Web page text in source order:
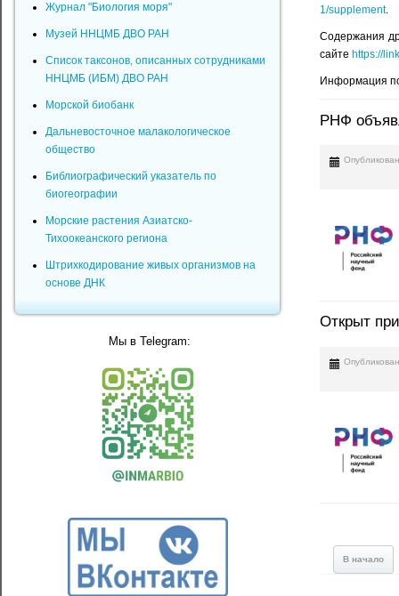
1/supplement.
Содержания
сайте https://
Информация
РНФ
Открыт
В начало
Журнал "Биология моря"
Музей ННЦМБ ДВО РАН
Список таксонов, описанных сотрудниками
ННЦМБ (ИБМ) ДВО РАН
Морской биобанк
Дальневосточное малакологическое
общество
Библиографический указатель по
биогеографии
Морские растения Азиатско-
Тихоокеанского региона
Штрихкодирование живых организмов на
основе ДНК
Мы в Telegram: